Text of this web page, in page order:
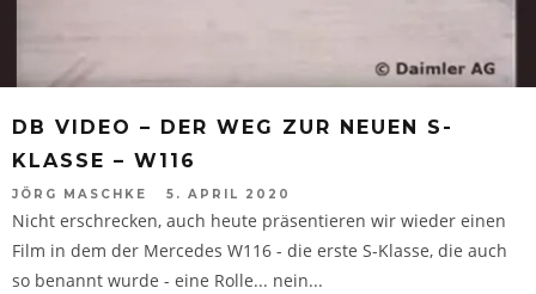
DB VIDEO – DER WEG ZUR NEUEN S-
KLASSE – W116
JÖRG MASCHKE 5. APRIL 2020
Nicht erschrecken, auch heute präsentieren wir wieder einen
Film in dem der Mercedes W116 - die erste S-Klasse, die auch
so benannt wurde - eine Rolle... nein...